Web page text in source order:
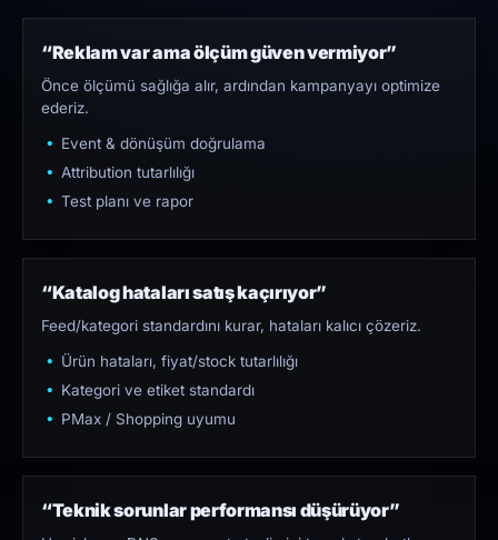
“Reklam var ama ölçüm güven vermiyor”
Önce ölçümü sağlığa alır, ardından kampanyayı optimize
ederiz.
Event & dönüşüm doğrulama
Attribution tutarlılığı
Test planı ve rapor
“Katalog hataları satış kaçırıyor”
Feed/kategori standardını kurar, hataları kalıcı çözeriz.
Ürün hataları, fiyat/stock tutarlılığı
Kategori ve etiket standardı
PMax / Shopping uyumu
“Teknik sorunlar performansı düşürüyor”